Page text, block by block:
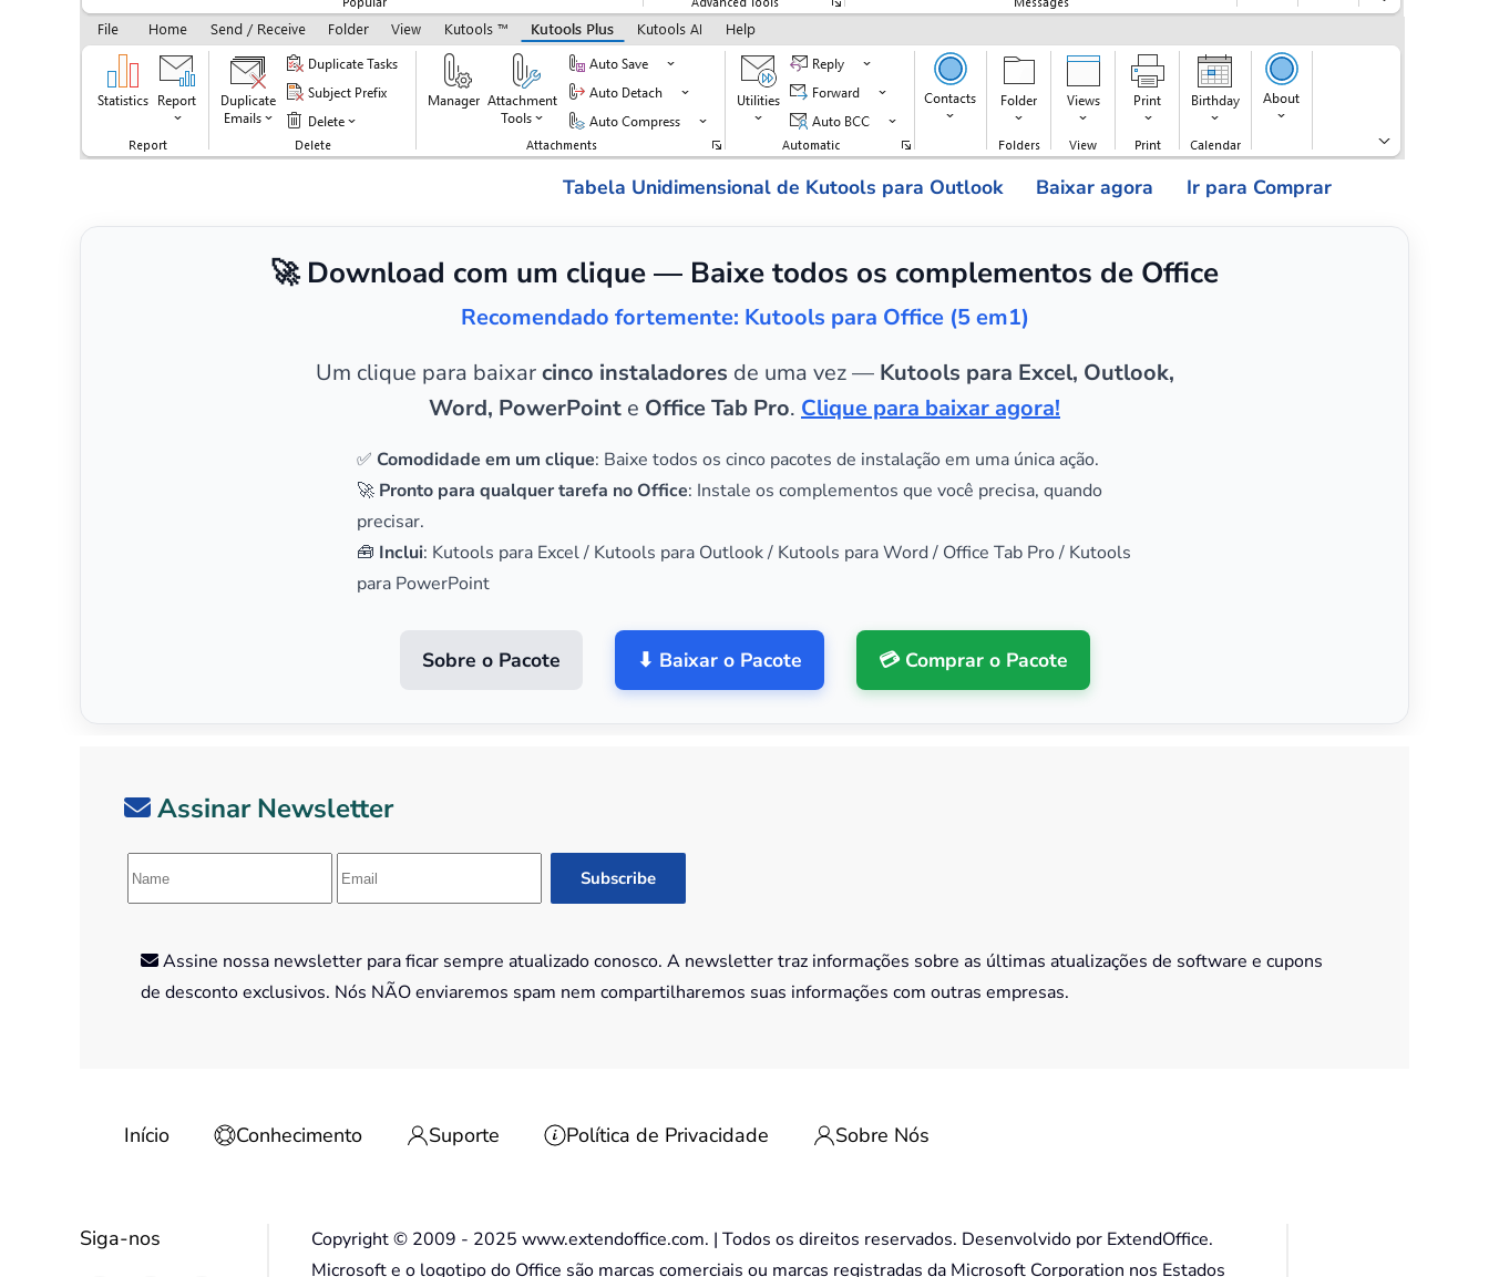
Tabela Unidimensional de Kutools para Outlook Baixar agora Ir para Comprar
🚀 Download com um clique — Baixe todos os complementos de Office
Recomendado fortemente: Kutools para Office (5 em1)
Um clique para baixarcinco instaladores de uma vez — Kutools para Excel, Outlook,
Word, PowerPoint e Office Tab Pro. Clique para baixar agora!
✅ Comodidade em um clique: Baixe todos os cinco pacotes de instalação em uma única ação.
🚀 Pronto para qualquer tarefa no Office: Instale os complementos que você precisa, quando
precisar.
🧰 Inclui: Kutools para Excel / Kutools para Outlook / Kutools para Word / Office Tab Pro / Kutools
para PowerPoint
Sobre o Pacote ⬇ Baixar o Pacote 💳 Comprar o Pacote
Assinar Newsletter
Assine nossa newsletter para ficar sempre atualizado conosco. A newsletter traz informações sobre as últimas atualizações de software e cupons
de desconto exclusivos. Nós NÃO enviaremos spam nem compartilharemos suas informações com outras empresas.
Início Conhecimento Suporte Política de Privacidade Sobre Nós
Siga-nos
Copyright © 2009 - 2025 www.extendoffice.com. | Todos os direitos reservados. Desenvolvido por ExtendOffice.
Microsoft e o logotipo do Office são marcas comerciais ou marcas registradas da Microsoft Corporation nos Estados